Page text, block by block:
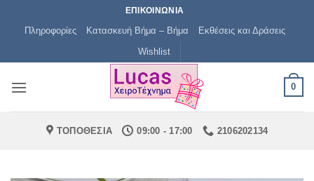
ΕΠΙΚΟΙΝΩΝΙΑ
Πληροφορίες Κατασκευή Βήμα – Βήμα
Εκθέσεις και Δράσεις
Wishlist
0
ΤΟΠΟΘΕΣΙΑ 09:00 - 17:00 2106202134